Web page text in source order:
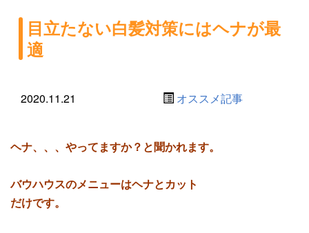
目立たない白髪対策にはヘナが最
適
2020.11.21 オススメ記事
ヘナ、、、やってますか？と聞かれます。
バウハウスのメニューはヘナとカット
だけです。